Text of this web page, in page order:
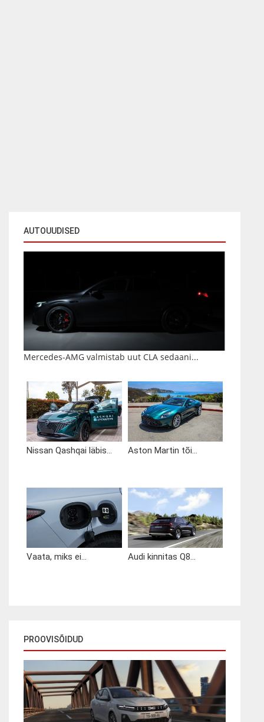
AUTOUUDISED
Mercedes-AMG valmistab uut CLA sedaani...
Nissan Qashqai läbis... Aston Martin tõi...
Vaata, miks ei... Audi kinnitas Q8...
PROOVISÕIDUD